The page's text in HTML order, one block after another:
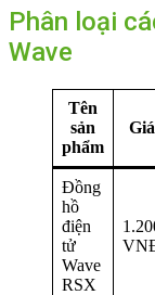
Phân loại
Wave
Tên
sản
phẩm
Đồng
hồ
điện
tử
Wave
RSX